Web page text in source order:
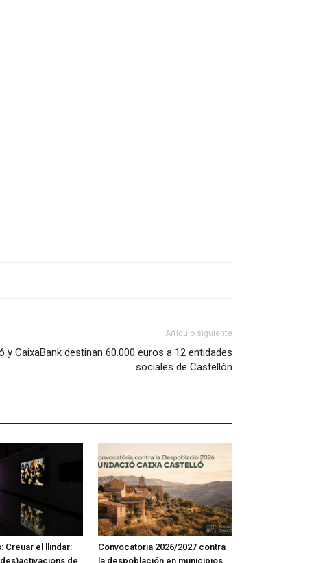
Artículo siguiente
y CaixaBank destinan 60.000 euros a 12 entidades
sociales de Castellón
Creuar el llindar:
de
Convocatoria 2026/2027 contra
la despoblación en municipios